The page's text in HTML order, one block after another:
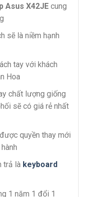
Asus X42JEcung
sẽ là niềm hạnh
tay với khách
Hoa
chất lượng giống
sẽ có giá rẻ nhất
quyền thay mới
trả là keyboard
1 năm 1 đổi 1